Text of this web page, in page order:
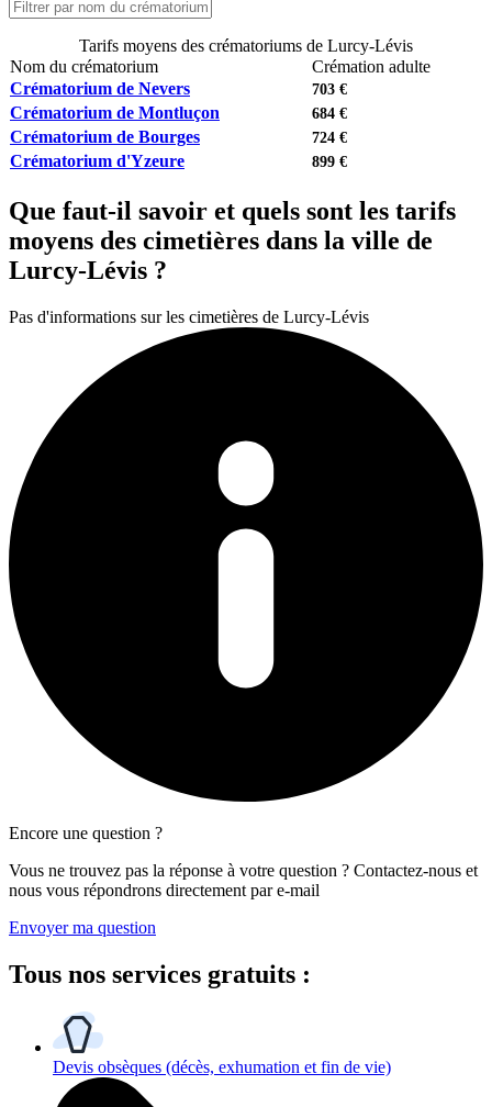
Tarifs moyens des crématoriums de Lurcy-Lévis
Nom du crématorium
Crémation adulte
Crématorium de Nevers
703 €
Crématorium de Montluçon 684 €
Crématorium de Bourges 724 €
Crématorium d'Yzeure 899 €
Que faut-il savoir et quels sont les tarifs
moyens des cimetières dans la ville de
Lurcy-Lévis ?
Pas d'informations sur les cimetières de Lurcy-Lévis
Encore une question ?
Vous ne trouvez pas la réponse à votre question ? Contactez-nous et
nous vous répondrons directement par e-mail
Envoyer ma question
Tous nos services gratuits :
Devis obsèques (décès, exhumation et fin de vie)